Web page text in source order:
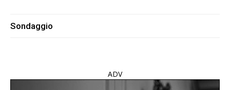
Sondaggio
ADV